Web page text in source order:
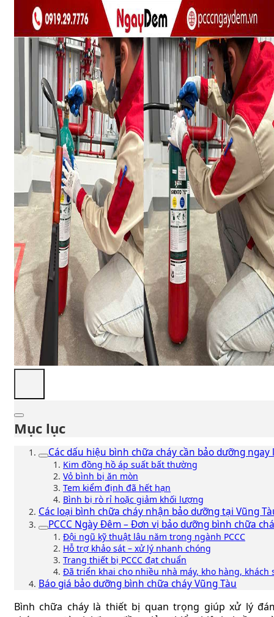
DỰ ÁN
LIÊN HỆ
Nhận báo giá
Mục lục
Các dấu hiệu bình chữa cháy cần bảo dưỡng ngay
Kim đồng hồ áp suất bất thường
Vỏ bình bị ăn mòn
Tem kiểm định đã hết hạn
Bình bị rò rỉ hoặc giảm khối lượng
Các loại bình chữa cháy nhận bảo dưỡng tại Vũng
PCCC Ngày Đêm – Đơn vị bảo dưỡng bình chữa
Đội ngũ kỹ thuật lâu năm trong ngành PCCC
Hỗ trợ khảo sát – xử lý nhanh chóng
Trang thiết bị PCCC đạt chuẩn
Đã triển khai cho nhiều nhà máy, kho hàng, khách
Báo giá bảo dưỡng bình chữa cháy Vũng Tàu
Bình chữa cháy là thiết bị quan trọng giúp xử lý